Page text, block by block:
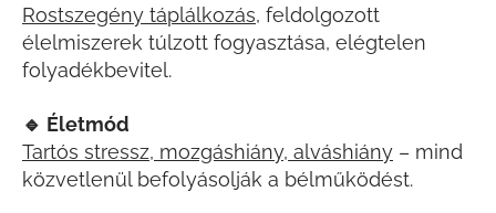
Rostszegény táplálkozás, feldolgozott
élelmiszerek túlzott fogyasztása, elégtelen
folyadékbevitel.
🔹 Életmód
Tartós stressz, mozgáshiány, alváshiány – mind
közvetlenül befolyásolják a bélműködést.